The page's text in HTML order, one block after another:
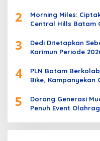
2
Morning Miles:
Central Hills Batam
3
Dedi Ditetapkan
Karimun Periode
4
PLN Batam
Bike, Kampanyekan
5
Dorong Generasi
Penuh Event